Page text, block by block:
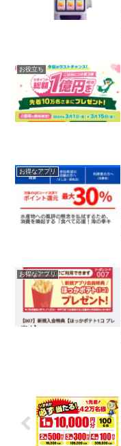
お役立ち
お得なアプリ
お得なアプリ